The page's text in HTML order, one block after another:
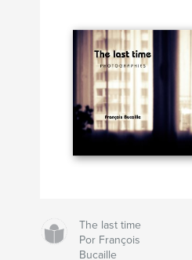
The last time
Por François
Bucaille